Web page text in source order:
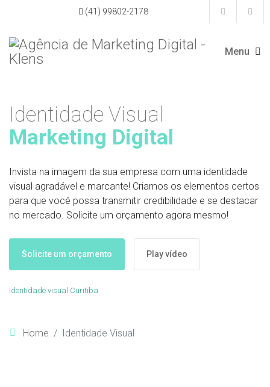
(41) 99802-2178
Identidade Visual
Marketing Digital
Invista na imagem da sua empresa com uma identidade
visual agradável e marcante! Criamos os elementos certos
para que você possa transmitir credibilidade e se destacar
no mercado. Solicite um orçamento agora mesmo!
Solicite um orçamento Play vídeo
Identidade visual Curitiba
Home Identidade Visual